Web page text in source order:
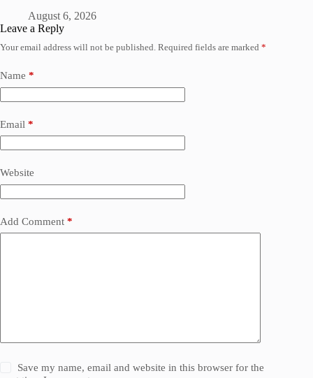
August 6, 2026
Leave a Reply
Your email address will not be published. Required fields are marked *
Name *
Email *
Website
Add Comment *
Save my name, email and website in this browser for the